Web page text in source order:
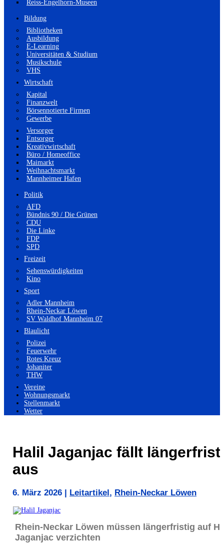
Reiss-Engelhorn-Museen
Bildung
Bibliotheken
Ausbildung
E-Learning
Universitäten & Studium
Musikschule
VHS
Wirtschaft
Kapital
Finanzwelt
Börsennotierte Firmen
Gewerbe
Versorger
Entsorger
Kreativwirtschaft
Büro / Homeoffice
Maimarkt
Weihnachtsmarkt
Mannheimer Hafen
Politik
AFD
Bündnis 90 / Die Grünen
CDU
Die Linke
FDP
SPD
Freizeit
Sehenswürdigkeiten
Kino
Sport
Adler Mannheim
Rhein-Neckar Löwen
SV Waldhof Mannheim 07
Blaulicht
Polizei
Feuerwehr
Rotes Kreuz
Johaniter
THW
Vereine
Wohnungsmarkt
Stellenmarkt
Wetter
Halil Jaganjac fällt
aus
6. März 2026 Leitartikel , Rhein-Neckar Löwen
Rhein-Neckar Löwen müssen längerfristig auf
Jaganjac verzichten